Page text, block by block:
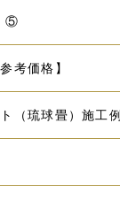
⑤
考価格】
（琉球畳）施工例